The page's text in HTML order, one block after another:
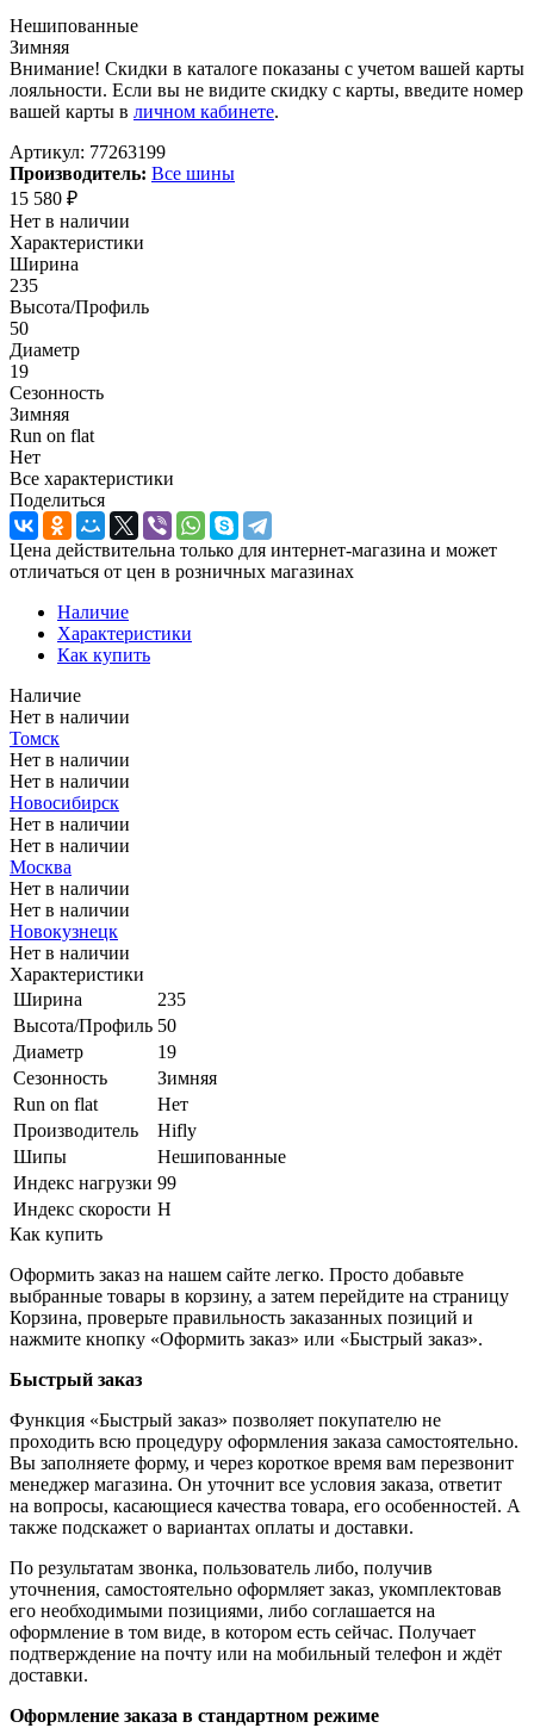
Нешипованные
Зимняя
Внимание! Скидки в каталоге показаны с учетом вашей карты
лояльности. Если вы не видите скидку с карты, введите номер
вашей карты в личном кабинете.
Артикул: 77263199
Производитель: Все шины
15 580 ₽
Нет в наличии
Характеристики
Ширина
235
Высота/Профиль
50
Диаметр
19
Сезонность
Зимняя
Run on flat
Нет
Все характеристики
Поделиться
Цена действительна только для интернет-магазина и может
отличаться от цен в розничных магазинах
Наличие
Характеристики
Как купить
Наличие
Нет в наличии
Томск
Нет в наличии
Нет в наличии
Новосибирск
Нет в наличии
Нет в наличии
Москва
Нет в наличии
Нет в наличии
Новокузнецк
Нет в наличии
Характеристики
Ширина
235
Высота/Профиль 50
Диаметр
19
Сезонность
Зимняя
Run on flat
Нет
Производитель
Hifly
Шипы
Нешипованные
Индекс нагрузки 99
Индекс скорости H
Как купить
Оформить заказ на нашем сайте легко. Просто добавьте
выбранные товары в корзину, а затем перейдите на страницу
Корзина, проверьте правильность заказанных позиций и
нажмите кнопку «Оформить заказ» или «Быстрый заказ».
Быстрый заказ
Функция «Быстрый заказ» позволяет покупателю не
проходить всю процедуру оформления заказа самостоятельно.
Вы заполняете форму, и через короткое время вам перезвонит
менеджер магазина. Он уточнит все условия заказа, ответит
на вопросы, касающиеся качества товара, его особенностей. А
также подскажет о вариантах оплаты и доставки.
По результатам звонка, пользователь либо, получив
уточнения, самостоятельно оформляет заказ, укомплектовав
его необходимыми позициями, либо соглашается на
оформление в том виде, в котором есть сейчас. Получает
подтверждение на почту или на мобильный телефон и ждёт
доставки.
Оформление заказа в стандартном режиме